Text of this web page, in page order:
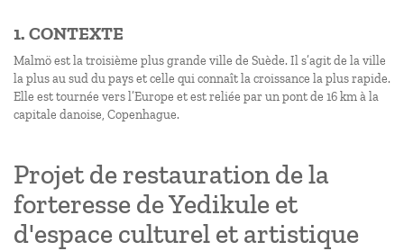
1. CONTEXTE
Malmö est la troisième plus grande ville de Suède. Il s’agit de la ville
la plus au sud du pays et celle qui connaît la croissance la plus rapide.
Elle est tournée vers l’Europe et est reliée par un pont de 16 km à la
capitale danoise, Copenhague.
Projet de restauration de la
forteresse de Yedikule et
d'espace culturel et artistique